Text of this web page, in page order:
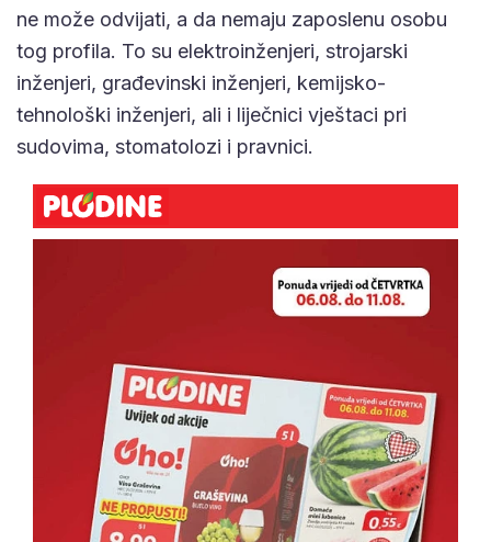
ne može odvijati, a da nemaju zaposlenu osobu
tog profila. To su elektroinženjeri, strojarski
inženjeri, građevinski inženjeri, kemijsko-
tehnološki inženjeri, ali i liječnici vještaci pri
sudovima, stomatolozi i pravnici.